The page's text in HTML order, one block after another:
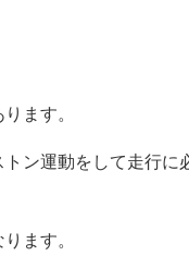
ます。
ン運動をして走行に
ます。